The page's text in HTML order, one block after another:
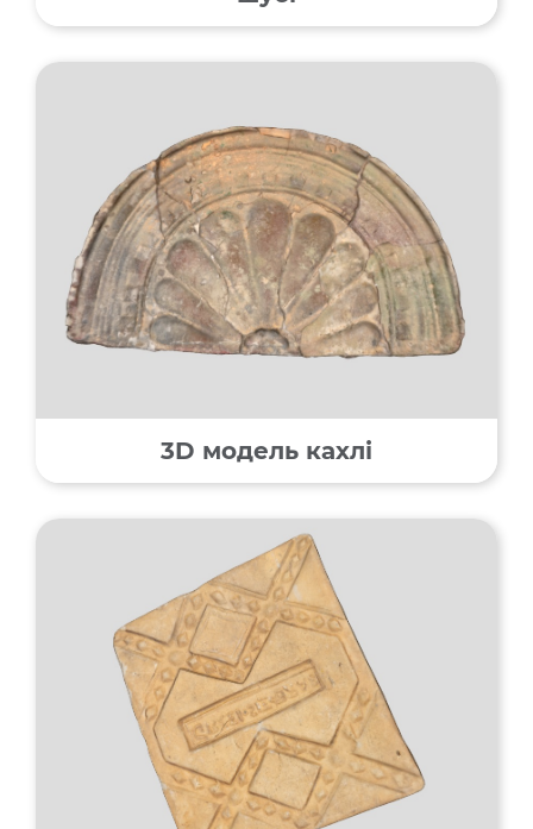
3D модель кахлі